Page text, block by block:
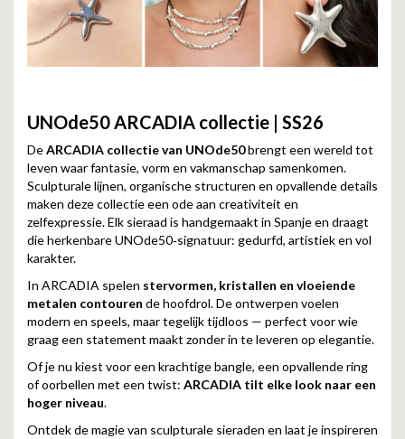
UNOde50 ARCADIA collectie | SS26
DeARCADIA collectie van UNOde50brengt een wereld tot
leven waar fantasie, vorm en vakmanschap samenkomen.
Sculpturale lijnen, organische structuren en opvallende details
maken deze collectie een ode aan creativiteit en
zelfexpressie. Elk sieraad is handgemaakt in Spanje en draagt
die herkenbare UNOde50‑signatuur: gedurfd, artistiek en vol
karakter.
In ARCADIA spelen stervormen, kristallen en vloeiende
metalen contouren de hoofdrol. De ontwerpen voelen
modern en speels, maar tegelijk tijdloos — perfect voor wie
graag een statement maakt zonder in te leveren op elegantie.
Of je nu kiest voor een krachtige bangle, een opvallende ring
of oorbellen met een twist: ARCADIA tilt elke look naar een
hoger niveau.
Ontdek de magie van sculpturale sieraden en laat je inspireren